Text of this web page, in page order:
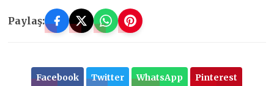
Paylaş:
Facebook Twitter WhatsApp Pinterest